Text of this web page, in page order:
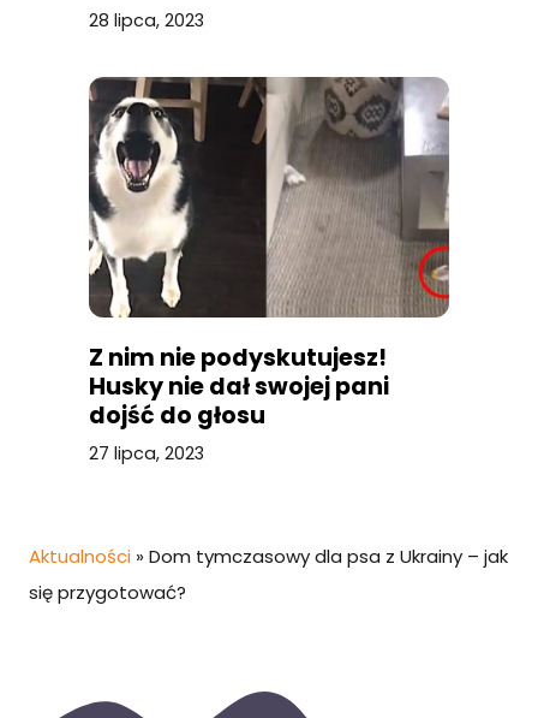
28 lipca, 2023
Z nim nie podyskutujesz!
Husky nie dał swojej pani
dojść do głosu
27 lipca, 2023
Aktualności » Dom tymczasowy dla psa z Ukrainy – jak
się przygotować?